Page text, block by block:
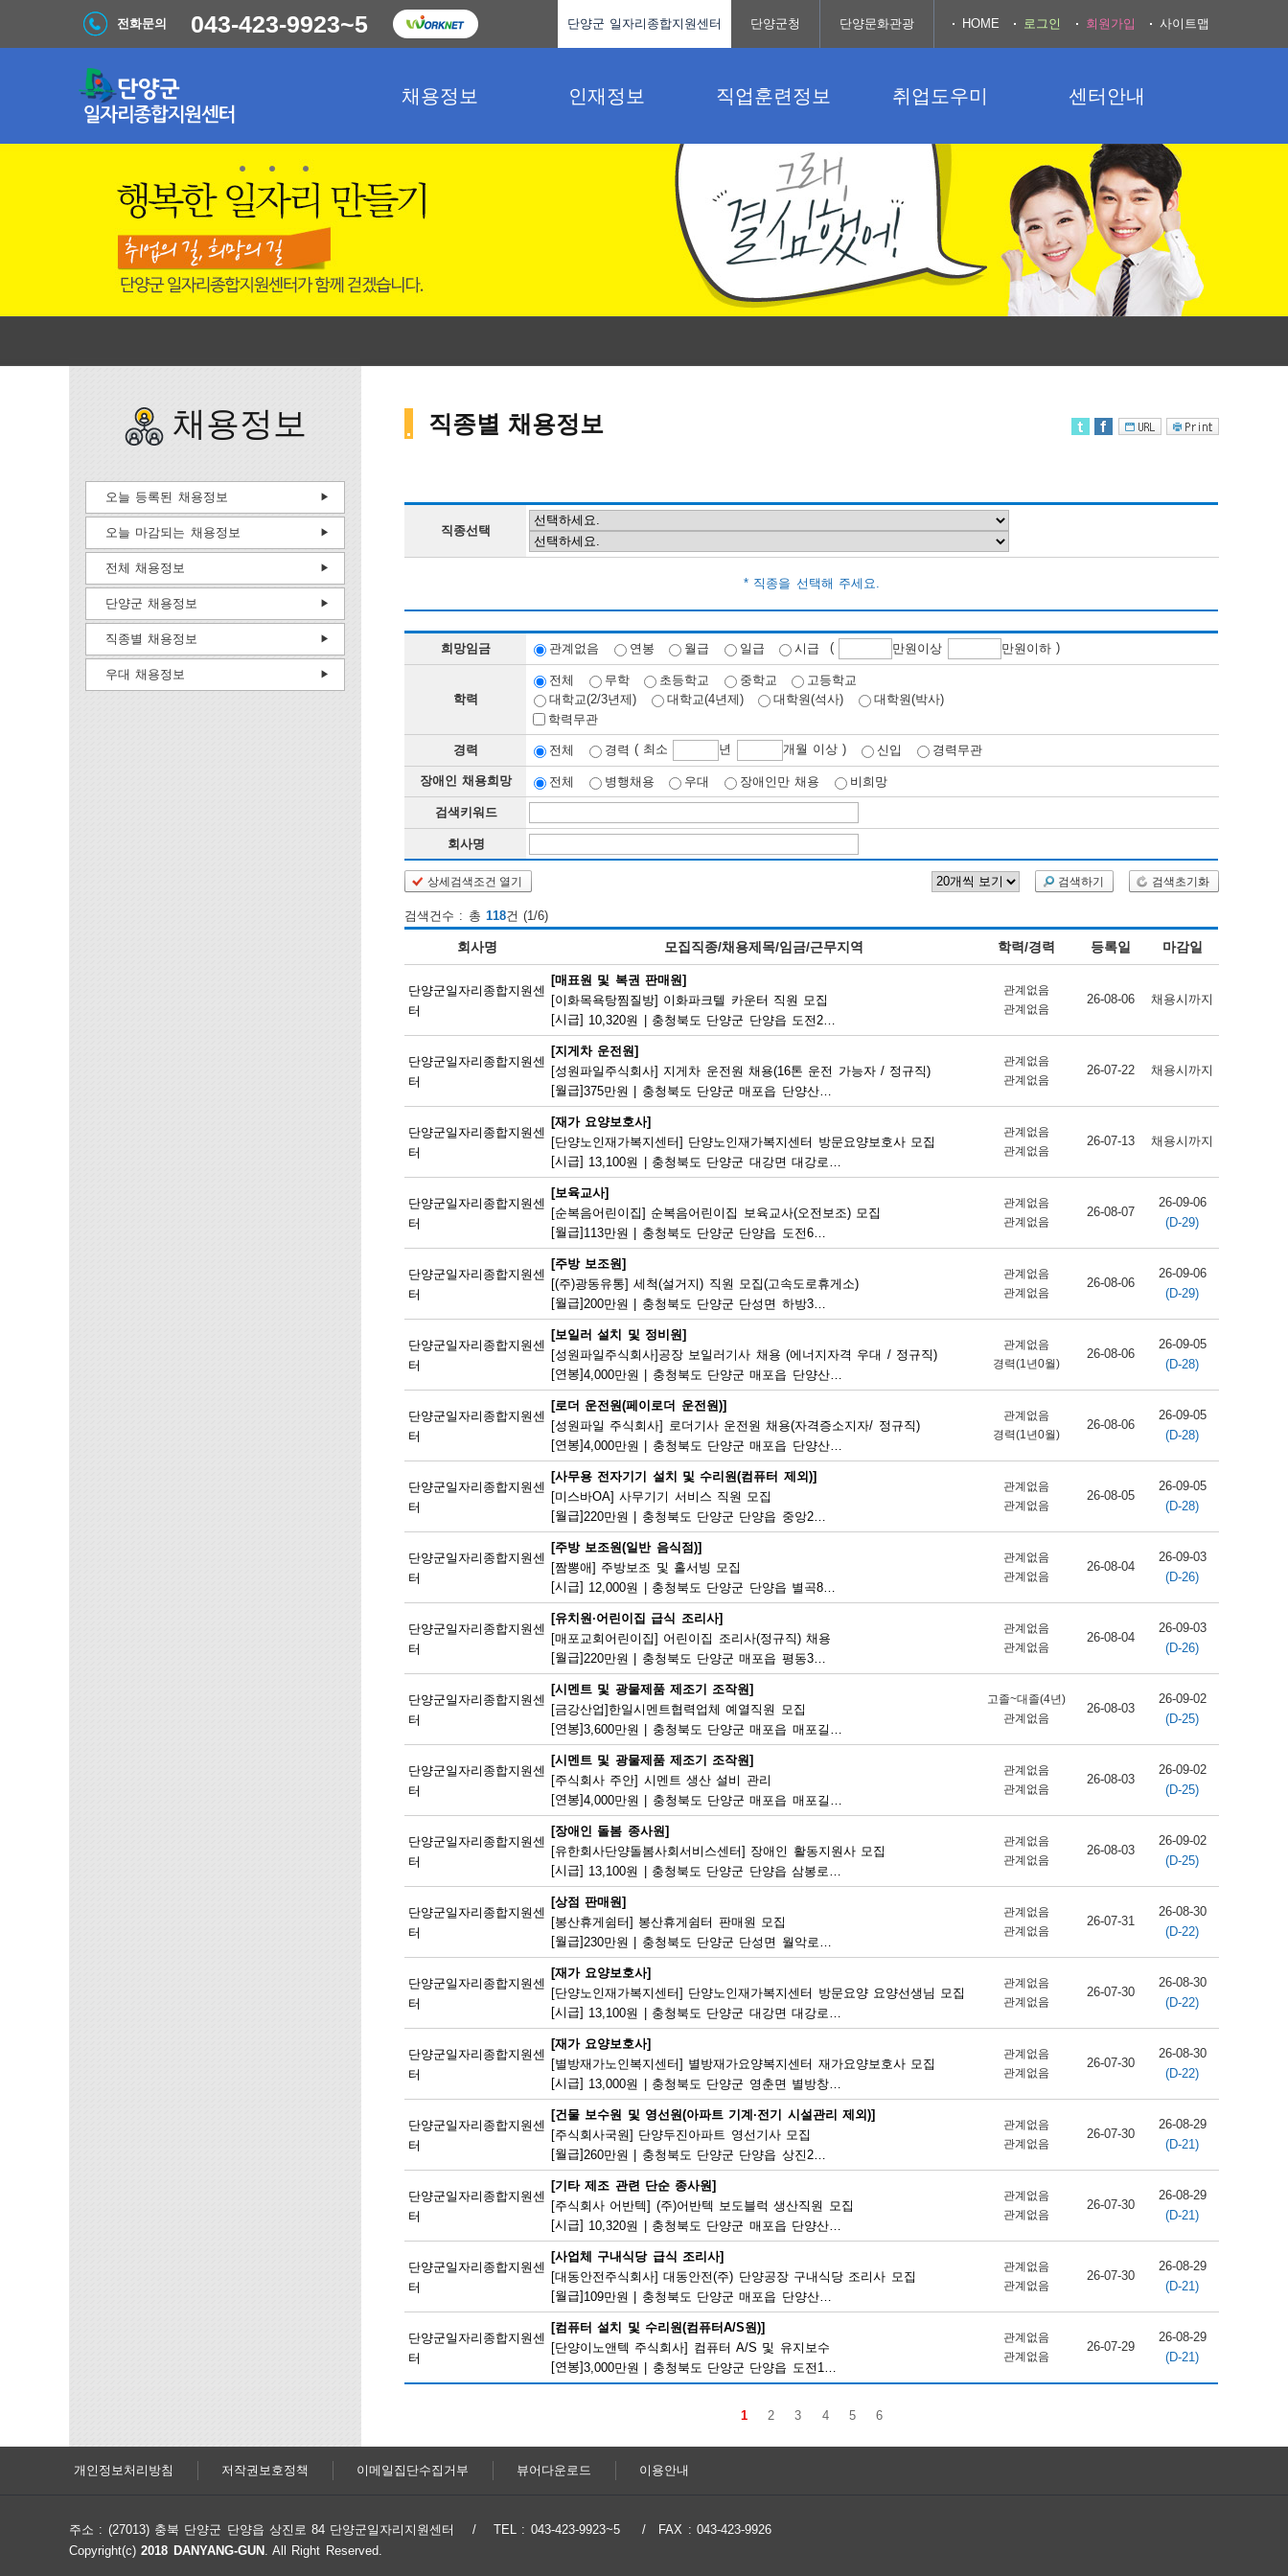
채용정보 인재정보 직업훈련정보 취업도우미 센터안내
전화문의 043-423-9923~5 단양군 일자리종합지원센터 단양군청 단양문화관광 HOME 로그인 회원가입 사이트맵
직종별 채용정보
직종선택
* 직종을 선택해 주세요.
희망임금 관계없음 연봉 월급 일급 시급 ( 만원이상 만원이하 )
학력
전체 무학 초등학교 중학교
고등학교
대학교(2/3년제)
대학교(4년제) 대학원(석사)
대학원(박사)
학력무관
경력 전체 경력 ( 최소 년 개월 이상 ) 신입 경력무관
장애인 채용희망 전체 병행채용 우대 장애인만 채용 비희망
검색키워드
회사명
상세검색조건 열기 검색하기 검색초기화
검색건수 : 총 118건 (1/6)
회사명 모집직종/채용제목/임금/근무지역 학력/경력 등록일 마감일
단양군일자리종합지원센
터
[매표원 및 복권 판매원]
[이화목욕탕찜질방] 이화파크텔 카운터 직원 모집
[시급] 10,320원 | 충청북도 단양군 단양읍 도전2로 12
관계없음
관계없음
26-08-06 채용시까지
단양군일자리종합지원센
터
[지게차 운전원]
[성원파일주식회사] 지게차 운전원 채용(16톤 운전 가능자 / 정규직)
[월급]375만원 | 충청북도 단양군 매포읍 단양산업단지2로 47
관계없음
관계없음
26-07-22 채용시까지
단양군일자리종합지원센
터
[재가 요양보호사]
[단양노인재가복지센터] 단양노인재가복지센터 방문요양보호사 모집
[시급] 13,100원 |
관계없음
관계없음
26-07-13 채용시까지
단양군일자리종합지원센
터
[보육교사]
[순복음어린이집] 순복음어린이집 보육교사(오전보조) 모집
[월급] 113만원 | 충청북도 단양군 단양읍 도전6길 8
관계없음
관계없음
26-08-07
26-09-06
(D-29)
단양군일자리종합지원센
터
[주방 보조원]
[(주)광동유통] 세척(설거지) 직원 모집(고속도로휴게소)
[월급] 200만원 | 충청북도 단양군 단성면 하방3길 100
관계없음
관계없음
26-08-06
26-09-06
(D-29)
단양군일자리종합지원센
터
[보일러 설치 및 정비원]
[성원파일주식회사]공장 보일러기사 채용 (에너지자격 우대 / 정규직)
[연봉]4,000만원 | 충청북도 단양군 매포읍 단양산업단지2로 47
관계없음
경력(1년0월)
26-08-06
26-09-05
(D-28)
단양군일자리종합지원센
터
[로더 운전원(페이로더 운전원)]
[성원파일 주식회사] 로더기사 운전원 채용(자격증소지자/ 정규직)
[연봉]4,000만원 | 충청북도 단양군 매포읍 단양산업단지2로 47
관계없음
경력(1년0월)
26-08-06
26-09-05
(D-28)
단양군일자리종합지원센
터
[사무용 전자기기 설치 및 수리원(컴퓨터 제외)]
[미스바OA] 사무기기 서비스 직원 모집
[월급] 220만원 | 충청북도 단양군 단양읍 중앙2로 2
관계없음
관계없음
26-08-05
26-09-05
(D-28)
단양군일자리종합지원센
터
[주방 보조원(일반 음식점)]
[짬뽕애] 주방보조 및 홀서빙 모집
[시급] 12,000원 | 충청북도 단양군 단양읍 별곡8길 6-1
관계없음
관계없음
26-08-04
26-09-03
(D-26)
단양군일자리종합지원센
터
[유치원·어린이집 급식 조리사]
[매포교회어린이집] 어린이집 조리사(정규직) 채용
[월급] 220만원 | 충청북도 단양군 매포읍 평동3길 12
관계없음
관계없음
26-08-04
26-09-03
(D-26)
단양군일자리종합지원센
터
[시멘트 및 광물제품 제조기 조작원]
[금강산업]한일시멘트협력업체 예열직원 모집
[연봉]3,600만원 |
고졸~대졸(4년)
관계없음
26-08-03
26-09-02
(D-25)
단양군일자리종합지원센
터
[시멘트 및 광물제품 제조기 조작원]
[주식회사 주안] 시멘트 생산 설비 관리
[연봉]4,000만원 |
관계없음
관계없음
26-08-03
26-09-02
(D-25)
단양군일자리종합지원센
터
[장애인 돌봄 종사원]
[유한회사단양돌봄사회서비스센터] 장애인 활동지원사 모집
[시급] 13,100원 |
관계없음
관계없음
26-08-03
26-09-02
(D-25)
단양군일자리종합지원센
터
[상점 판매원]
[봉산휴게쉼터] 봉산휴게쉼터 판매원 모집
[월급] 230만원 |
관계없음
관계없음
26-07-31
26-08-30
(D-22)
단양군일자리종합지원센
터
[재가 요양보호사]
[단양노인재가복지센터] 단양노인재가복지센터 방문요양 요양선생님 모집
[시급] 13,100원 |
관계없음
관계없음
26-07-30
26-08-30
(D-22)
단양군일자리종합지원센
터
[재가 요양보호사]
[별방재가노인복지센터] 별방재가요양복지센터 재가요양보호사 모집
[시급] 13,000원 | 충청북도 단양군 영춘면 별방창원로 417
관계없음
관계없음
26-07-30
26-08-30
(D-22)
단양군일자리종합지원센
터
[건물 보수원 및 영선원(아파트 기계·전기 시설관리 제외)]
[주식회사국원] 단양두진아파트 영선기사 모집
[월급] 260만원 | 충청북도 단양군 단양읍 상진2로 17
관계없음
관계없음
26-07-30
26-08-29
(D-21)
단양군일자리종합지원센
터
[기타 제조 관련 단순 종사원]
[주식회사 어반텍] (주)어반텍 보도블럭 생산직원 모집
[시급] 10,320원 | 충청북도 단양군 매포읍 단양산업단지2로 102
관계없음
관계없음
26-07-30
26-08-29
(D-21)
단양군일자리종합지원센
터
[사업체 구내식당 급식 조리사]
[대동안전주식회사] 대동안전(주) 단양공장 구내식당 조리사 모집
[월급] 109만원 | 충청북도 단양군 매포읍 단양산업단지1로 166
관계없음
관계없음
26-07-30
26-08-29
(D-21)
단양군일자리종합지원센
터
[컴퓨터 설치 및 수리원(컴퓨터A/S원)]
[단양이노앤텍 주식회사] 컴퓨터 A/S 및 유지보수
[연봉]3,000만원 |
관계없음
관계없음
26-07-29
26-08-29
(D-21)
1 2 3 4 5 6
채용정보
오늘 등록된 채용정보
오늘 마감되는 채용정보
전체 채용정보
단양군 채용정보
직종별 채용정보
우대 채용정보
개인정보처리방침 저작권보호정책 이메일집단수집거부 뷰어다운로드 이용안내
주소 : (27013) 충북 단양군 단양읍 상진로 84 단양군일자리지원센터 TEL : 043-423-9923~5
FAX : 043-423-9926
Copyright(c)2018 DANYANG-GUN . All Right Reserved.